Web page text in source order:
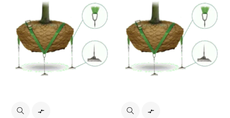
 